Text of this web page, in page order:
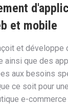
et mobile
et développe
ainsi que des
aux besoins
ce soit pour
e-commerce